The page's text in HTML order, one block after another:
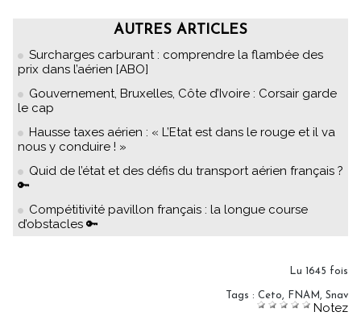
AUTRES ARTICLES
Surcharges carburant : comprendre la flambée des
prix dans l’aérien [ABO]
Gouvernement, Bruxelles, Côte d’Ivoire : Corsair garde
le cap
Hausse taxes aérien : « L’Etat est dans le rouge et il va
nous y conduire ! »
Quid de l’état et des défis du transport aérien français ?
🔑
Compétitivité pavillon français : la longue course
d’obstacles 🔑
Lu 1645 fois
Tags : Ceto, FNAM, Snav
Notez